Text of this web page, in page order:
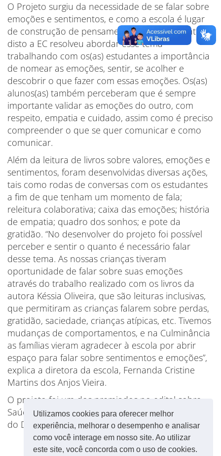
Utilizamos cookies para oferecer melhor
experiência, melhorar o desempenho e analisar
como você interage em nosso site. Ao utilizar
este site, você concorda com o uso de cookies.
O Projeto surgiu da necessidade de se falar sobre
emoções e sentimentos, e como a escola é lugar
de construção de pensamentos e ideias. Diante
disto a EC resolveu abordar esse tema
trabalhando com os(as) estudantes a importância
de nomear as emoções, sentir, se acolher e
descobrir o que fazer com essas emoções. Os(as)
alunos(as) também perceberam que é sempre
importante validar as emoções do outro, com
respeito, empatia e cuidado, assim como é preciso
compreender o que se quer comunicar e como
comunicar.
Além da leitura de livros sobre valores, emoções e
sentimentos, foram desenvolvidas diversas ações,
tais como rodas de conversas com os estudantes
a fim de que tenham um momento de fala;
releitura colaborativa; caixa das emoções; história
de empatia; quadro dos sonhos; e pote da
gratidão. “No desenvolver do projeto foi possível
perceber e sentir o quanto é necessário falar
desse tema. As nossas crianças tiveram
oportunidade de falar sobre suas emoções
através do trabalho realizado com os livros da
autora Késsia Oliveira, que são leituras inclusivas,
que permitiram as crianças falarem sobre perdas,
gratidão, saciedade, crianças atípicas, etc. Tivemos
mudanças de comportamentos, e na Culminância
as famílias vieram agradecer à escola por abrir
espaço para falar sobre sentimentos e emoções”,
explica a diretora da escola, Fernanda Cristine
Martins dos Anjos Vieira.
O projeto foi um dos premiados no edital sobre
Saúde Mental, uma iniciativa da Câmara Legislativa
do Distrito Federal (CLDF).